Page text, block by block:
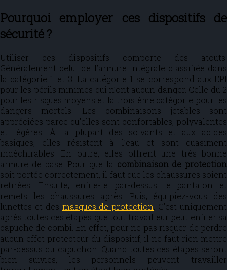
Pourquoi employer ces dispositifs de
sécurité ?
Utiliser ces dispositifs comporte des atouts.
Généralement celui de l’armure intégrale classifiée dans
la catégorie 1 et 3. La catégorie 1 se correspond aux EPI
pour les périls minimes qui n’ont aucun danger. Celle du 2
pour les risques moyens et la troisième catégorie pour les
dangers mortels. Les combinaisons jetables sont
appréciées parce qu’elles sont confortables, polyvalentes
et légères. À la plupart des solvants et aux acides
basiques, elles résistent à l’eau et sont quasiment
indéchirables. En outre, elles offrent une très bonne
armure de base. Pour que la combinaison de protection
soit portée correctement, il faut que les chaussures soient
retirées. Ensuite, enfile-le par-dessus le pantalon et
remets les chaussures après. Puis, équipiez-vous des
lunettes et des masques de protection . C’est uniquement
après toutes ces étapes que tout travailleur peut enfiler sa
capuche de combi. En effet, pour ne pas risquer de perdre
aucun effet protecteur du dispositif, il ne faut rien mettre
par-dessus du capuchon. Quand toutes ces étapes seront
bien suivies, les personnels peuvent travailler